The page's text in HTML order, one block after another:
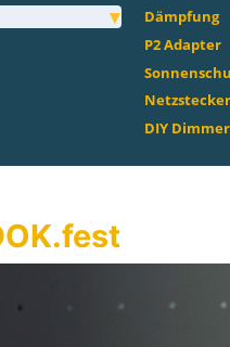
Dämpfung
P2 Adapter
DIY